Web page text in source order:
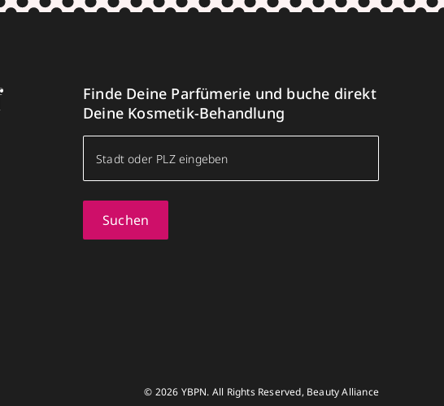
Finde Deine Parfümerie und buche direkt
Deine Kosmetik-Behandlung
Suchen
© 2026 YBPN. All Rights Reserved, Beauty Alliance